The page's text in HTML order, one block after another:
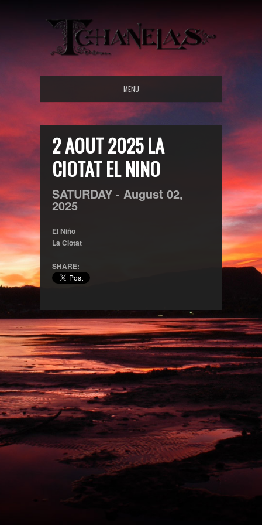
MENU
2 AOUT 2025 LA
CIOTAT EL NINO
SATURDAY - August 02,
2025
El Niño
La Ciotat
SHARE: